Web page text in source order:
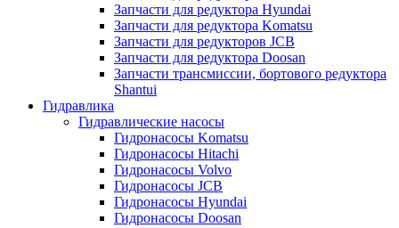
Запчасти для редуктора Hyundai
Запчасти для редуктора Komatsu
Запчасти для редукторов JCB
Запчасти для редуктора Doosan
Запчасти трансмиссии, бортового редуктора
Shantui
Гидравлика
Гидравлические насосы
Гидронасосы Komatsu
Гидронасосы Hitachi
Гидронасосы Volvo
Гидронасосы JCB
Гидронасосы Hyundai
Гидронасосы Doosan